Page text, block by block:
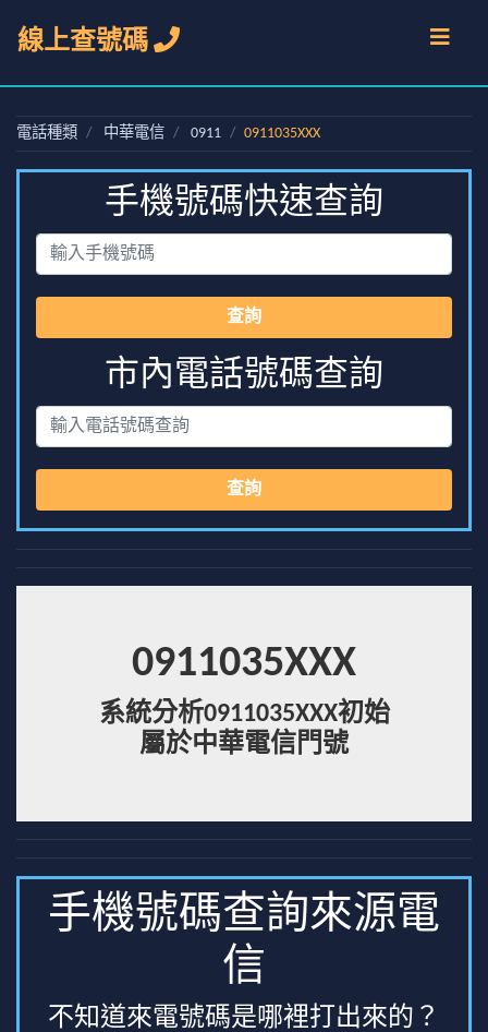
線上查號碼
電話種類 中華電信 0911 0911035XXX
手機號碼快速查詢
查詢
市內電話號碼查詢
查詢
0911035XXX
系統分析0911035XXX初始
屬於中華電信門號
手機號碼查詢來源電
信
不知道來電號碼是哪裡打出來的？